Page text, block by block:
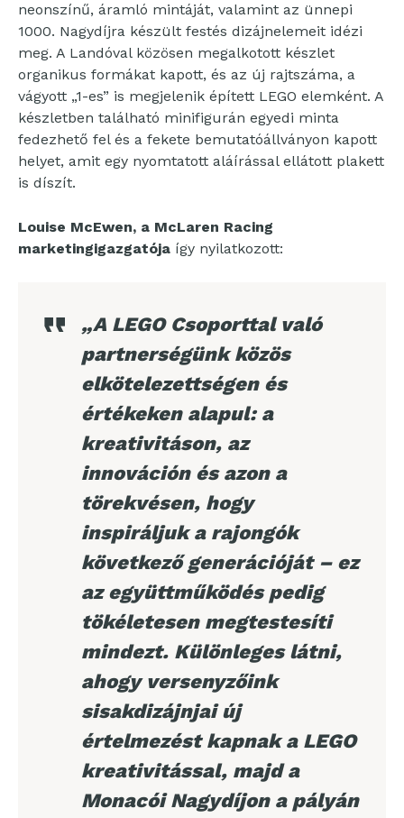
neonszínű, áramló mintáját, valamint az ünnepi
1000. Nagydíjra készült festés dizájnelemeit idézi
meg. A Landóval közösen megalkotott készlet
organikus formákat kapott, és az új rajtszáma, a
vágyott „1-es” is megjelenik épített LEGO elemként. A
készletben található minifigurán egyedi minta
fedezhető fel és a fekete bemutatóállványon kapott
helyet, amit egy nyomtatott aláírással ellátott plakett
is díszít.
Louise McEwen, a McLaren Racing
marketingigazgatója így nyilatkozott:
„A LEGO Csoporttal való
partnerségünk közös
elkötelezettségen és
értékeken alapul: a
kreativitáson, az
innováción és azon a
törekvésen, hogy
inspiráljuk a rajongók
következő generációját – ez
az együttműködés pedig
tökéletesen megtestesíti
mindezt. Különleges látni,
ahogy versenyzőink
sisakdizájnjai új
értelmezést kapnak a LEGO
kreativitással, majd a
Monacói Nagydíjon a pályán